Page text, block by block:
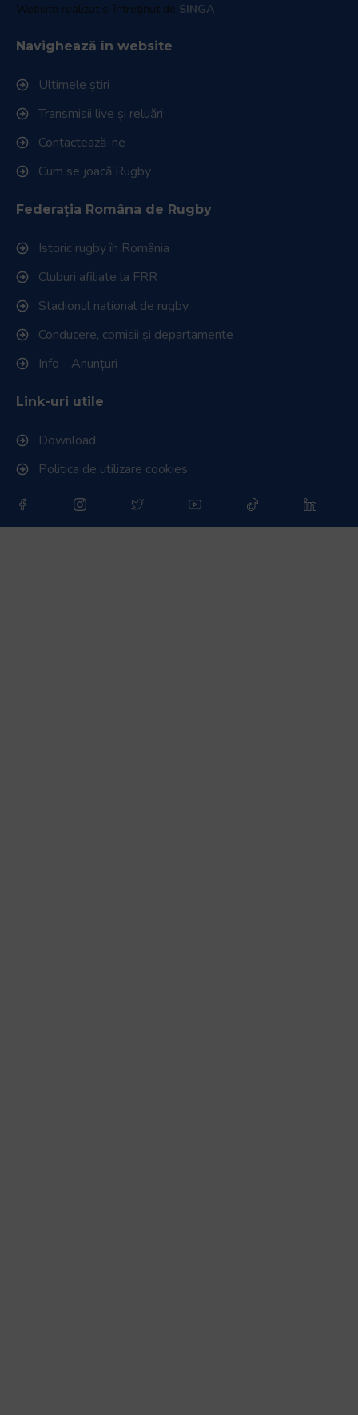
Website realizat și întreținut de SINGA
Navighează în website
Ultimele știri
Transmisii live și reluări
Contactează-ne
Cum se joacă Rugby
Federația Româna de Rugby
Istoric rugby în România
Cluburi afiliate la FRR
Stadionul național de rugby
Conducere, comisii și departamente
Info - Anunțuri
Link-uri utile
Download
Politica de utilizare cookies